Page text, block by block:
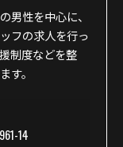
男性を中心に、
フの求人を行っ
制度などを整
す。
14